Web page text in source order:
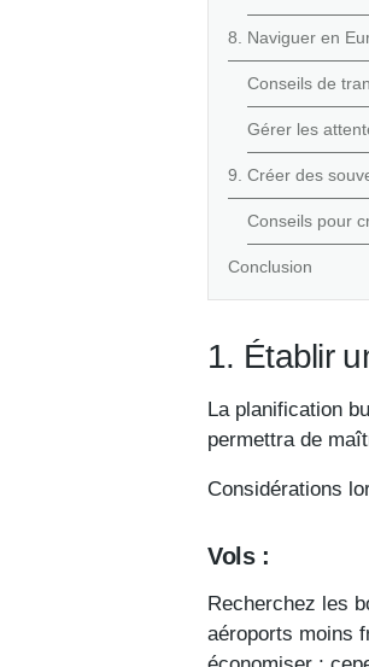
8. Naviguer en
Conseils de
Gérer les
9. Créer des
Conseils pour
Conclusion
1. Établir
La planification
permettra de
Considérations
Vols :
Recherchez les
aéroports moins